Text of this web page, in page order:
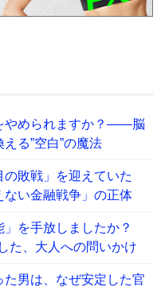
やめられますか？——脳
る”空白”の魔法
の敗戦」を迎えていた
い金融戦争」の正体
を手放しましたか？
た、大人への問いかけ
た男は、なぜ安定した官